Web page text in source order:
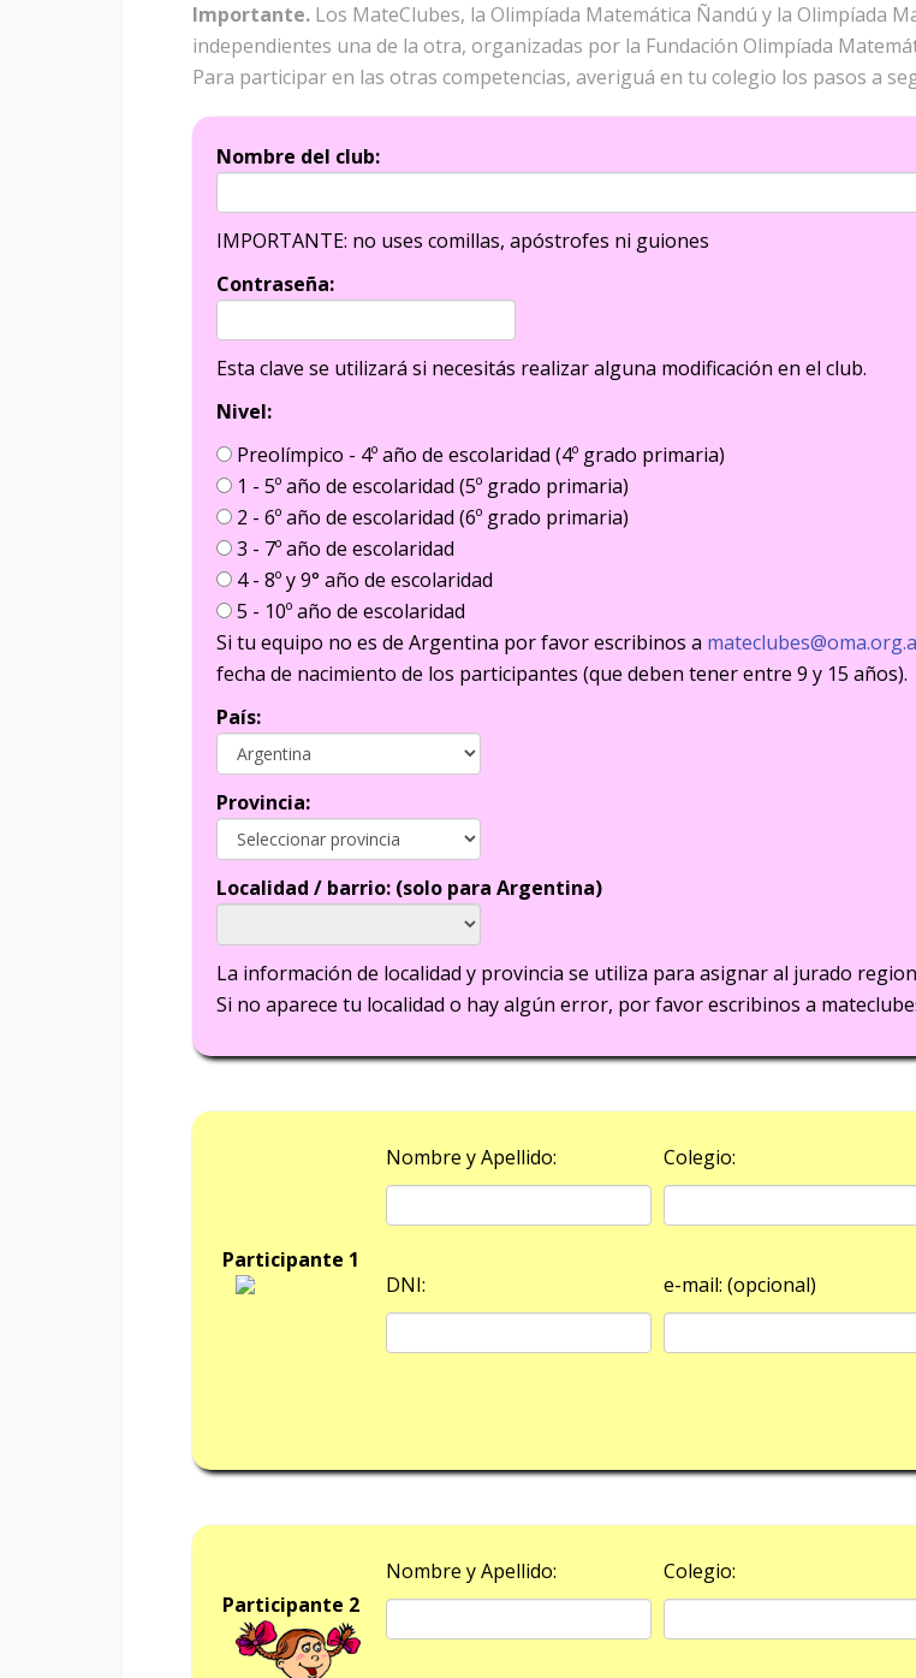
Importante. Los MateClubes, la Olimpíada Matemática Ñandú y la Olimpíada
independientes una de la otra, organizadas por la Fundación Olimpíada
Para participar en las otras competencias, averiguá en tu colegio los pasos a
Nombre del club:
IMPORTANTE: no uses comillas, apóstrofes ni guiones
Contraseña:
Esta clave se utilizará si necesitás realizar alguna modificación en el club.
Nivel:
Preolímpico - 4º año de escolaridad (4º grado primaria)
1 - 5º año de escolaridad (5º grado primaria)
2 - 6º año de escolaridad (6º grado primaria)
3 - 7º año de escolaridad
4 - 8º y 9° año de escolaridad
5 - 10º año de escolaridad
Si tu equipo no es de Argentina por favor escribinos a
fecha de nacimiento de los participantes (que deben tener entre 9 y 15 años).
País:
Provincia:
Localidad / barrio: (solo para Argentina)
La información de localidad y provincia se utiliza para asignar al jurado
Si no aparece tu localidad o hay algún error, por favor escribinos a
Participante 1
Nombre y Apellido: Colegio:
DNI: e-mail: (opcional)
Participante 2
Nombre y Apellido: Colegio: